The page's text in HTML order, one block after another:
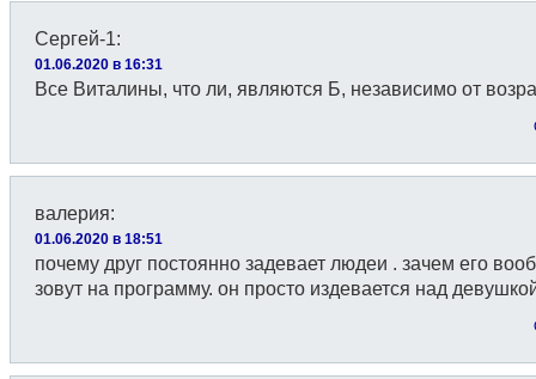
Сергей-1:
01.06.2020 в 16:31
Все Виталины, что ли, являются Б, независимо от
валерия:
01.06.2020 в 18:51
почему друг постоянно задевает людеи . зачем его
зовут на программу. он просто издевается над